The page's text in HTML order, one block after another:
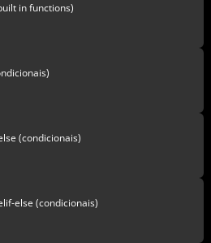
in functions)
(condicionais)
else (condicionais)